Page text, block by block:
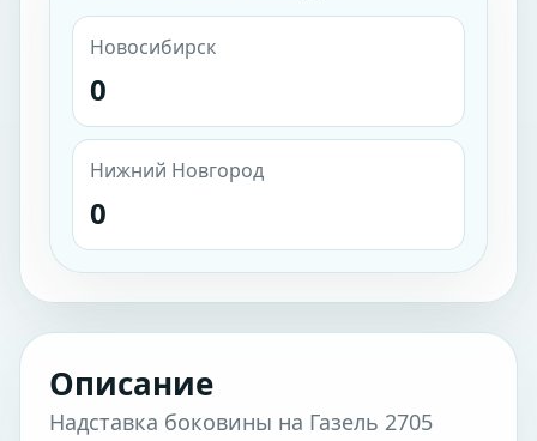
Новосибирск
0
Нижний Новгород
0
Описание
Надставка боковины на Газель 2705